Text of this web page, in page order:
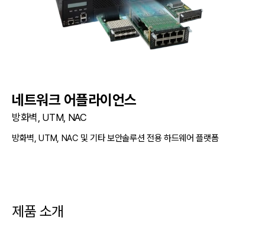
네트워크 어플라이언스
방화벽, UTM, NAC
방화벽, UTM, NAC 및 기타 보안솔루션 전용 하드웨어 플랫폼
제품 소개